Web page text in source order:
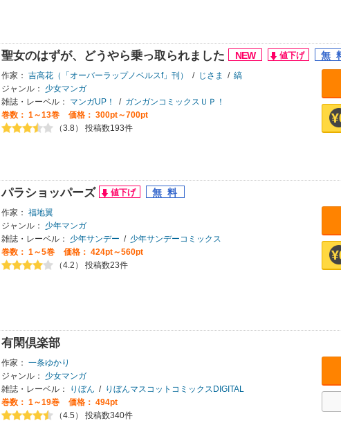
聖女のはずが、どうやら乗っ取られました
作家： 吉高花（「オーバーラップノベルスf」刊） / じさま / 縞
ジャンル：
少女マンガ
雑誌・レーベル：
マンガUP！ / ガンガンコミックスＵＰ！
巻数： 1～13巻
価格： 300pt～700pt
（3.8） 投稿数193件
パラショッパーズ
作家： 福地翼
ジャンル：
少年マンガ
雑誌・レーベル：
少年サンデー / 少年サンデーコミックス
巻数： 1～5巻
価格： 424pt～560pt
（4.2） 投稿数23件
有閑倶楽部
作家： 一条ゆかり
ジャンル：
少女マンガ
雑誌・レーベル：
りぼん /
りぼんマスコットコミックスDIGITAL
巻数： 1～19巻
価格： 494pt
（4.5） 投稿数340件